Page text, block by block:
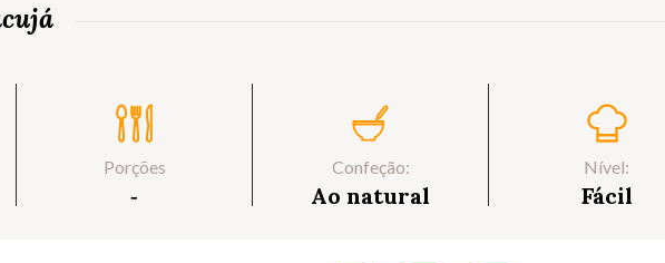
Porções
‐
Confeção:
Ao natural
Nível:
Fácil